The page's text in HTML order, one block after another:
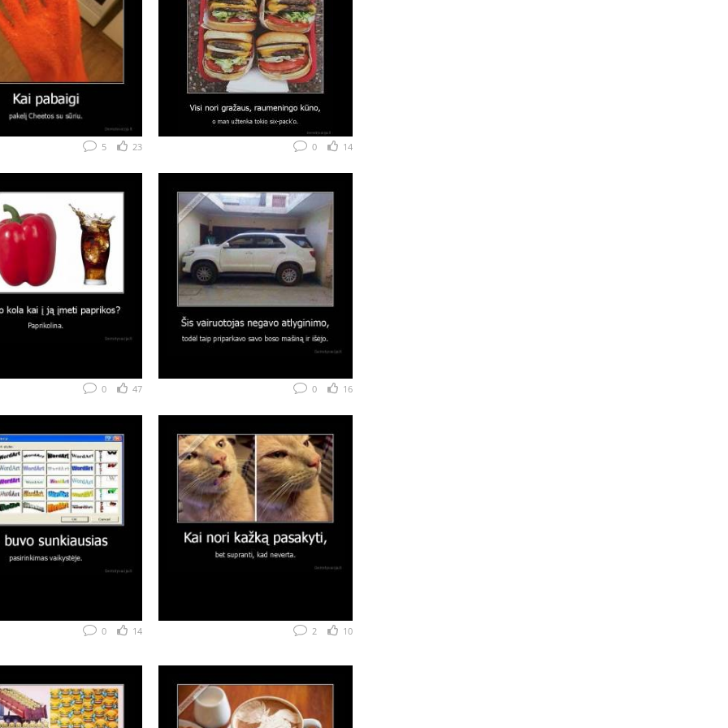
5 23 0 14
0 47 0 16
0 14 2 10